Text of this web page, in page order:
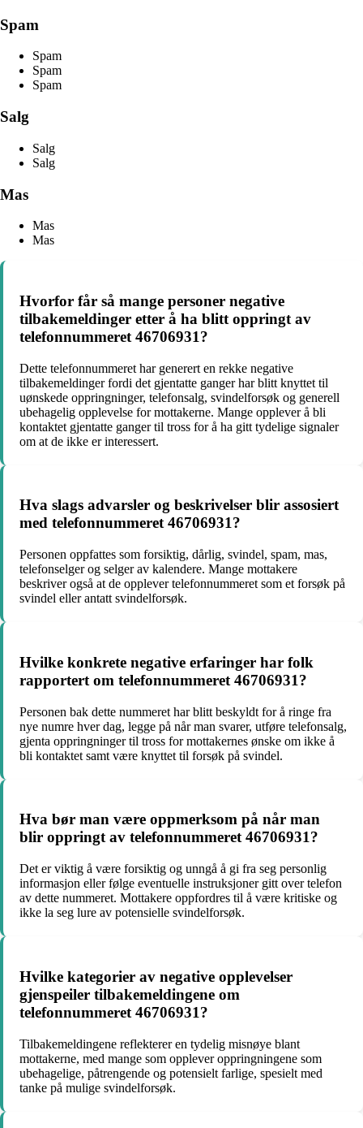
Spam
Spam
Spam
Spam
Salg
Salg
Salg
Mas
Mas
Mas
Hvorfor får så mange personer negative
tilbakemeldinger etter å ha blitt oppringt av
telefonnummeret 46706931?
Dette telefonnummeret har generert en rekke negative
tilbakemeldinger fordi det gjentatte ganger har blitt knyttet til
uønskede oppringninger, telefonsalg, svindelforsøk og generell
ubehagelig opplevelse for mottakerne. Mange opplever å bli
kontaktet gjentatte ganger til tross for å ha gitt tydelige signaler
om at de ikke er interessert.
Hva slags advarsler og beskrivelser blir assosiert
med telefonnummeret 46706931?
Personen oppfattes som forsiktig, dårlig, svindel, spam, mas,
telefonselger og selger av kalendere. Mange mottakere
beskriver også at de opplever telefonnummeret som et forsøk på
svindel eller antatt svindelforsøk.
Hvilke konkrete negative erfaringer har folk
rapportert om telefonnummeret 46706931?
Personen bak dette nummeret har blitt beskyldt for å ringe fra
nye numre hver dag, legge på når man svarer, utføre telefonsalg,
gjenta oppringninger til tross for mottakernes ønske om ikke å
bli kontaktet samt være knyttet til forsøk på svindel.
Hva bør man være oppmerksom på når man
blir oppringt av telefonnummeret 46706931?
Det er viktig å være forsiktig og unngå å gi fra seg personlig
informasjon eller følge eventuelle instruksjoner gitt over telefon
av dette nummeret. Mottakere oppfordres til å være kritiske og
ikke la seg lure av potensielle svindelforsøk.
Hvilke kategorier av negative opplevelser
gjenspeiler tilbakemeldingene om
telefonnummeret 46706931?
Tilbakemeldingene reflekterer en tydelig misnøye blant
mottakerne, med mange som opplever oppringningene som
ubehagelige, påtrengende og potensielt farlige, spesielt med
tanke på mulige svindelforsøk.